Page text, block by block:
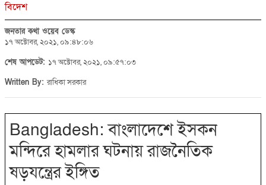
বিদেশ
জনতার কথা ওয়েব ডেস্ক
১৭ অক্টোবর, ২০২১, ০৯:৪৮:০৬
শেষ আপডেট: ১৭ অক্টোবর, ২০২১, ০৯:৫৭:০৩
Written By:রাধিকা সরকার
Bangladesh: বাংলাদেশে ইসকন
মন্দিরে হামলার ঘটনায় রাজনৈতিক
ষড়যন্ত্রের ইঙ্গিত